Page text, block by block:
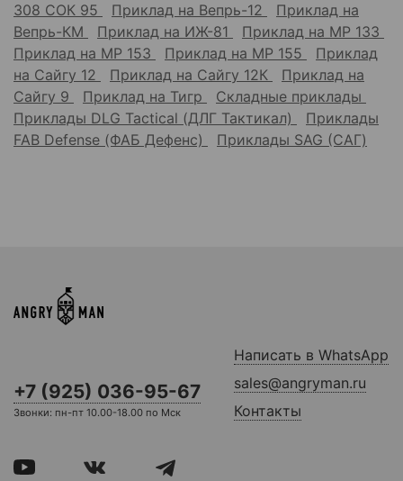
308 СОК 95
Приклад на Вепрь-12
Приклад на
Вепрь-КМ
Приклад на ИЖ-81
Приклад на МР 133
Приклад на МР 153
Приклад на МР 155
Приклад
на Сайгу 12
Приклад на Сайгу 12К
Приклад на
Сайгу 9
Приклад на Тигр
Складные приклады
Приклады DLG Tactical (ДЛГ Тактикал)
Приклады
FAB Defense (ФАБ Дефенс)
Приклады SAG (САГ)
+7 (925) 036-95-67
Звонки: пн-пт 10.00-18.00 по Мск
Написать в WhatsApp
sales@angryman.ru
Контакты